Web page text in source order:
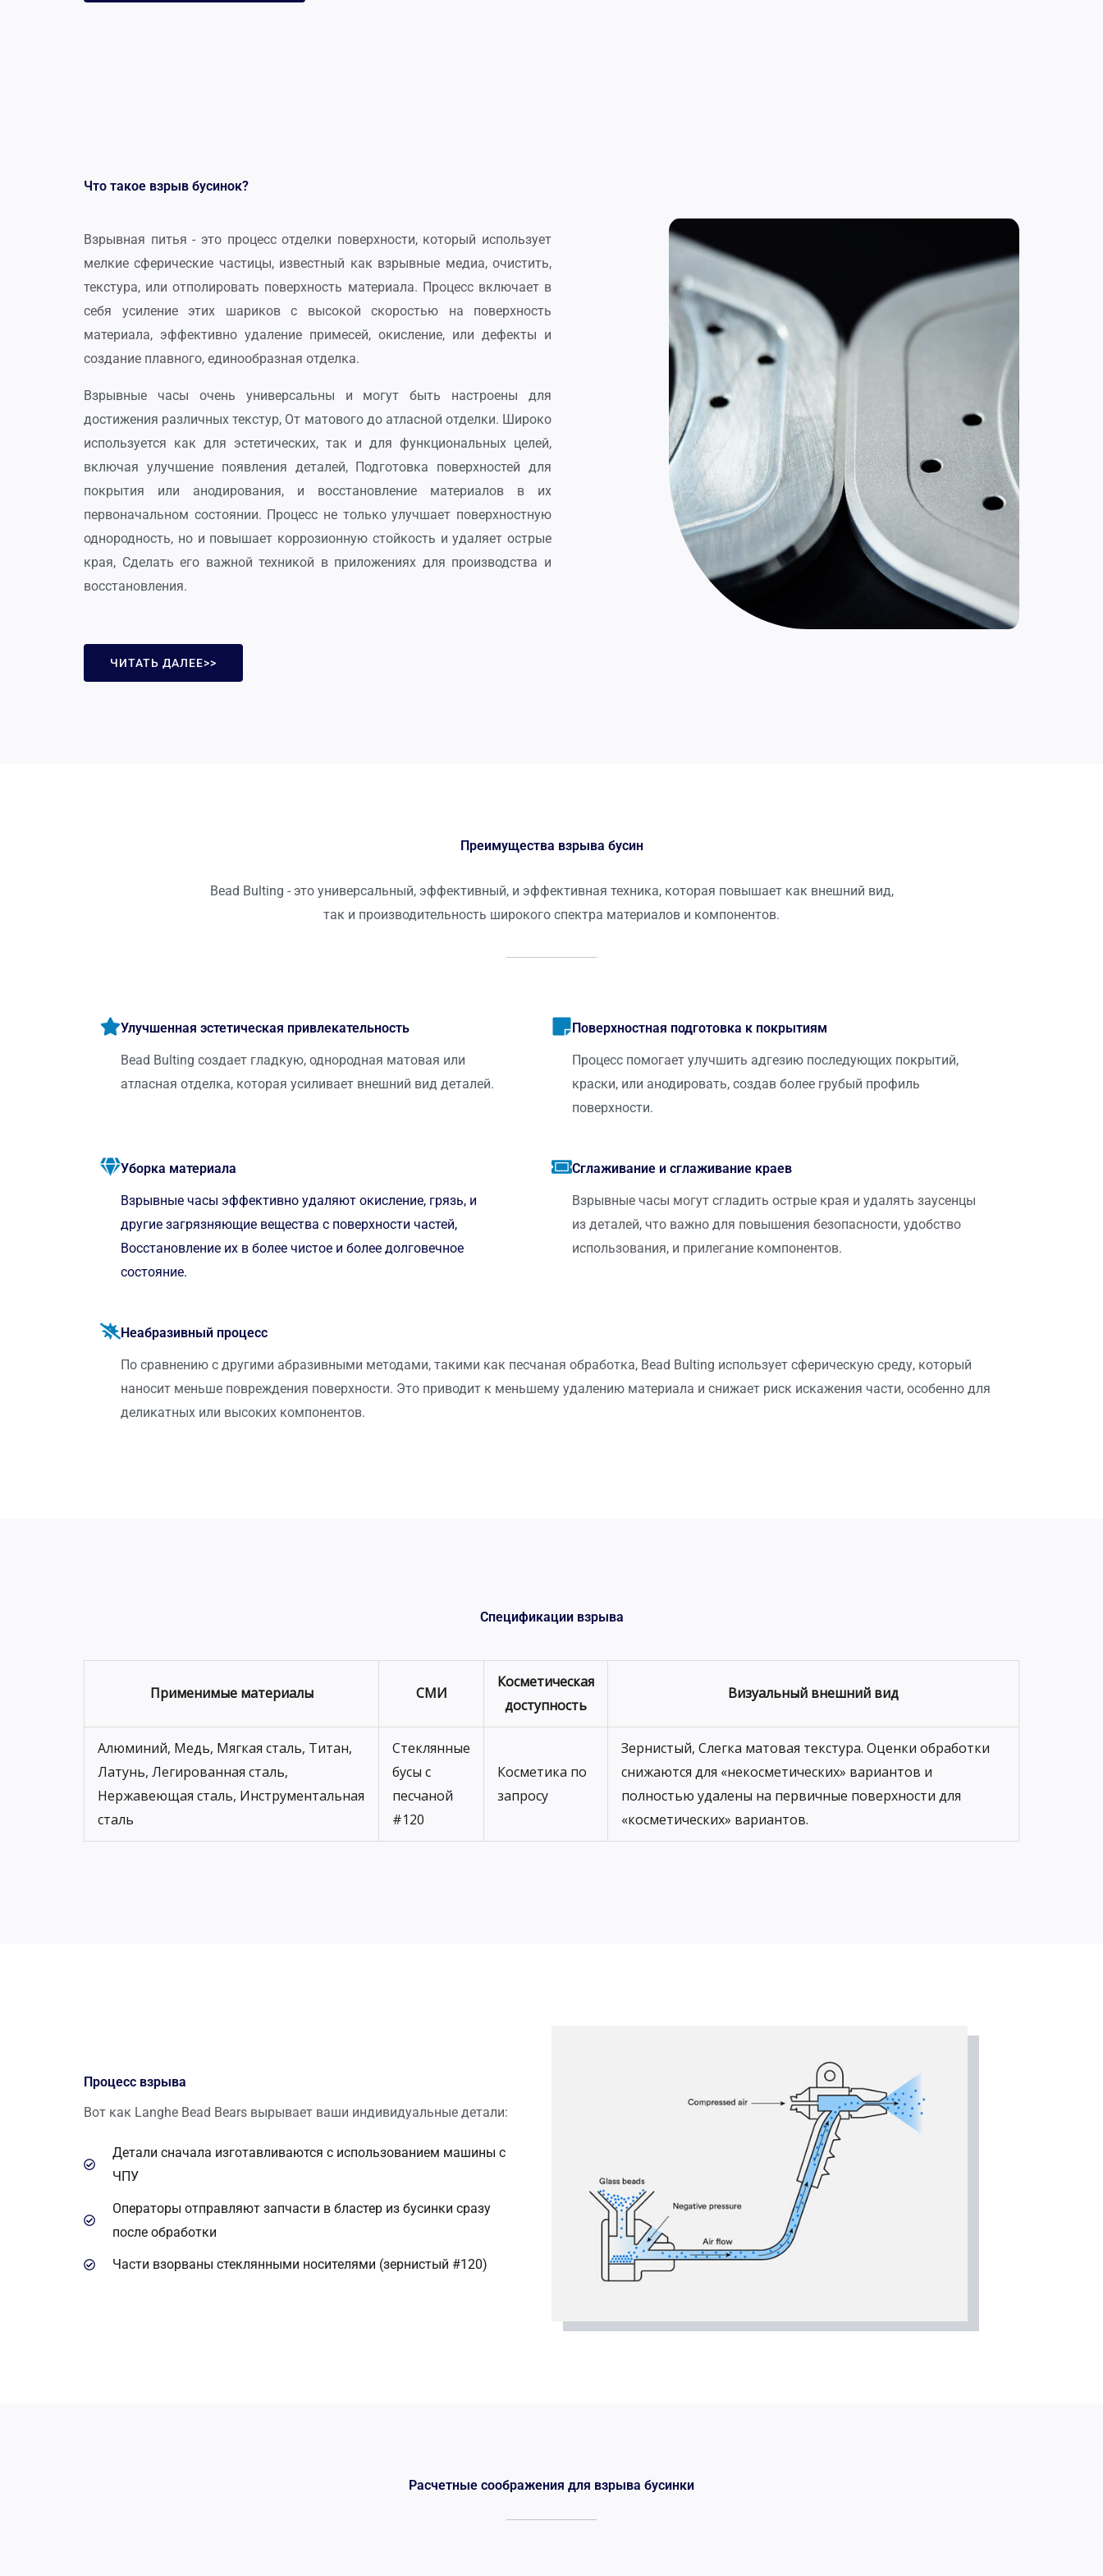
Что такое взрыв бусинок?
Взрывная питья - это процесс отделки поверхности, который использует
мелкие сферические частицы, известный как взрывные медиа, очистить,
текстура, или отполировать поверхность материала. Процесс включает в
себя усиление этих шариков с высокой скоростью на поверхность
материала, эффективно удаление примесей, окисление, или дефекты и
создание плавного, единообразная отделка.
Взрывные часы очень универсальны и могут быть настроены для
достижения различных текстур, От матового до атласной отделки. Широко
используется как для эстетических, так и для функциональных целей,
включая улучшение появления деталей, Подготовка поверхностей для
покрытия или анодирования, и восстановление материалов в их
первоначальном состоянии. Процесс не только улучшает поверхностную
однородность, но и повышает коррозионную стойкость и удаляет острые
края, Сделать его важной техникой в ​​приложениях для производства и
восстановления.
ЧИТАТЬ ДАЛЕЕ>>
Преимущества взрыва бусин
Bead Bulting - это универсальный, эффективный, и эффективная техника, которая повышает как внешний вид,
так и производительность широкого спектра материалов и компонентов.
Улучшенная эстетическая привлекательность
Bead Bulting создает гладкую, однородная матовая или
атласная отделка, которая усиливает внешний вид деталей.
Поверхностная подготовка к покрытиям
Процесс помогает улучшить адгезию последующих покрытий,
краски, или анодировать, создав более грубый профиль
поверхности.
Уборка материала
Взрывные часы эффективно удаляют окисление, грязь, и
другие загрязняющие вещества с поверхности частей,
Восстановление их в более чистое и более долговечное
состояние.
Сглаживание и сглаживание краев
Взрывные часы могут сгладить острые края и удалять заусенцы
из деталей, что важно для повышения безопасности, удобство
использования, и прилегание компонентов.
Неабразивный процесс
По сравнению с другими абразивными методами, такими как песчаная обработка, Bead Bulting использует сферическую среду, который
наносит меньше повреждения поверхности. Это приводит к меньшему удалению материала и снижает риск искажения части, особенно для
деликатных или высоких компонентов.
Спецификации взрыва
Применимые материалы СМИ
Косметическая
доступность
Визуальный внешний вид
Алюминий, Медь, Мягкая сталь, Титан,
Латунь, Легированная сталь,
Нержавеющая сталь, Инструментальная
сталь
Стеклянные
бусы с
песчаной
#120
Косметика по
запросу
Зернистый, Слегка матовая текстура. Оценки обработки
снижаются для «некосметических» вариантов и
полностью удалены на первичные поверхности для
«косметических» вариантов.
Процесс взрыва
Вот как Langhe Bead Bears вырывает ваши индивидуальные детали:
Детали сначала изготавливаются с использованием машины с
ЧПУ
Операторы отправляют запчасти в бластер из бусинки сразу
после обработки
Части взорваны стеклянными носителями (зернистый #120)
Расчетные соображения для взрыва бусинки